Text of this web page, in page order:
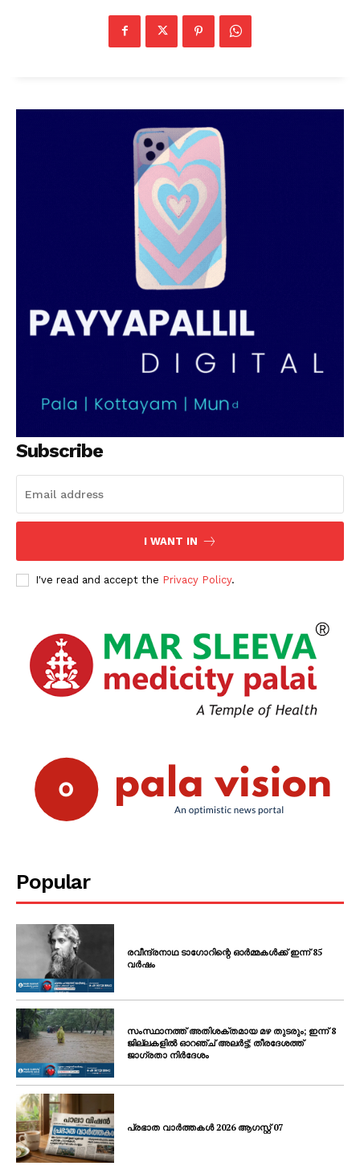
Subscribe
I WANT IN
I've read and accept the Privacy Policy.
Popular
രവീന്ദ്രനാഥ ടാഗോറിന്റെ ഓർമ്മകൾക്ക് ഇന്ന് 85
വർഷം
സംസ്ഥാനത്ത് അതിശക്തമായ മഴ തുടരും; ഇന്ന് 8
ജില്ലകളിൽ ഓറഞ്ച് അലർട്ട്; തീരദേശത്ത്
ജാഗ്രതാ നിർദേശം
പ്രഭാത വാർത്തകൾ 2026 ആഗസ്റ്റ് 07